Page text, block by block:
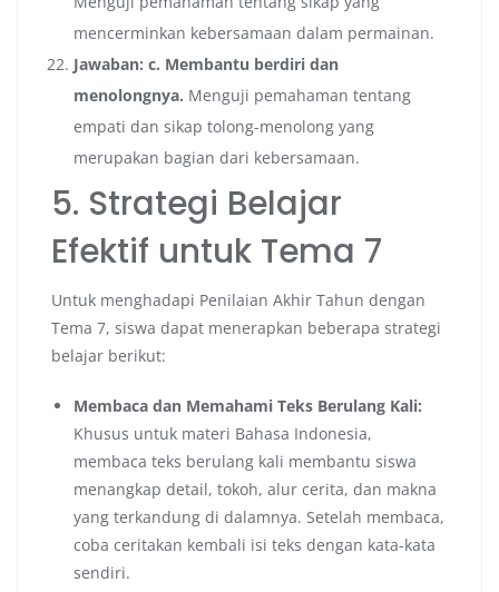
mencerminkan kebersamaan dalam permainan.
Jawaban: c. Membantu berdiri dan
menolongnya. Menguji pemahaman tentang
empati dan sikap tolong-menolong yang
merupakan bagian dari kebersamaan.
5. Strategi Belajar
Efektif untuk Tema 7
Untuk menghadapi Penilaian Akhir Tahun dengan
Tema 7, siswa dapat menerapkan beberapa strategi
belajar berikut:
Membaca dan Memahami Teks Berulang Kali:
Khusus untuk materi Bahasa Indonesia,
membaca teks berulang kali membantu siswa
menangkap detail, tokoh, alur cerita, dan makna
yang terkandung di dalamnya. Setelah membaca,
coba ceritakan kembali isi teks dengan kata-kata
sendiri.